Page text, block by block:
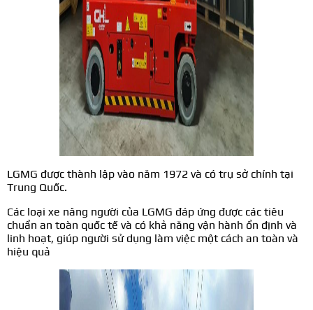
LGMG được thành lập vào năm 1972 và có trụ sở chính tại
Trung Quốc.
Các loại xe nâng người của LGMG đáp ứng được các tiêu
chuẩn an toàn quốc tế và có khả năng vận hành ổn định và
linh hoạt, giúp người sử dụng làm việc một cách an toàn và
hiệu quả